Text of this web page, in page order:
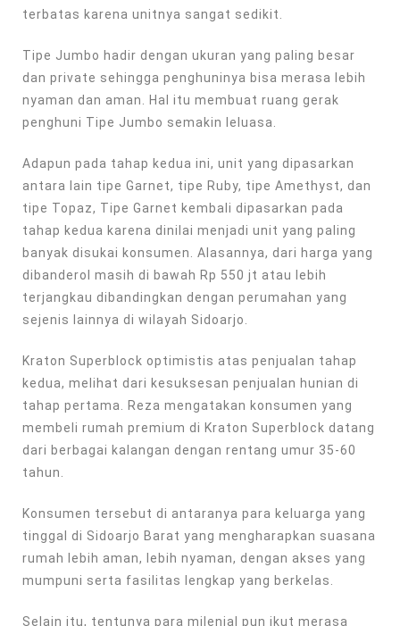
terbatas karena unitnya sangat sedikit.
Tipe Jumbo hadir dengan ukuran yang paling besar
dan private sehingga penghuninya bisa merasa lebih
nyaman dan aman. Hal itu membuat ruang gerak
penghuni Tipe Jumbo semakin leluasa.
Adapun pada tahap kedua ini, unit yang dipasarkan
antara lain tipe Garnet, tipe Ruby, tipe Amethyst, dan
tipe Topaz, Tipe Garnet kembali dipasarkan pada
tahap kedua karena dinilai menjadi unit yang paling
banyak disukai konsumen. Alasannya, dari harga yang
dibanderol masih di bawah Rp 550 jt atau lebih
terjangkau dibandingkan dengan perumahan yang
sejenis lainnya di wilayah Sidoarjo.
Kraton Superblock optimistis atas penjualan tahap
kedua, melihat dari kesuksesan penjualan hunian di
tahap pertama. Reza mengatakan konsumen yang
membeli rumah premium di Kraton Superblock datang
dari berbagai kalangan dengan rentang umur 35-60
tahun.
Konsumen tersebut di antaranya para keluarga yang
tinggal di Sidoarjo Barat yang mengharapkan suasana
rumah lebih aman, lebih nyaman, dengan akses yang
mumpuni serta fasilitas lengkap yang berkelas.
Selain itu, tentunya para milenial pun ikut merasa